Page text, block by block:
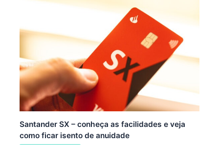
Santander SX – conheça as facilidades e veja
como ficar isento de anuidade